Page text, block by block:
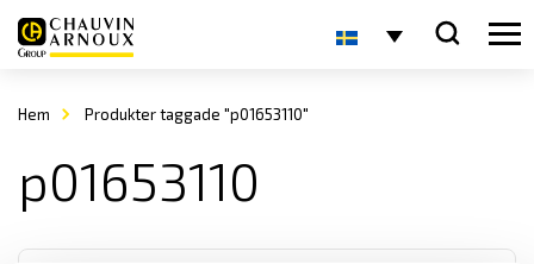
Hem Produkter taggade "p01653110"
p01653110